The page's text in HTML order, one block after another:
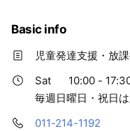
Basic info
児童発達支援・放
Sat
10:00 -
毎週日曜日・祝日は
011-214-1192